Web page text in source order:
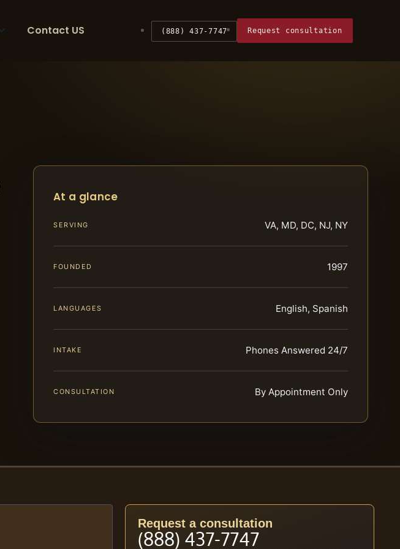
Contact US (888) 437-7747 Request consultation
At a glance
SERVING VA, MD, DC, NJ, NY
FOUNDED 1997
LANGUAGES English, Spanish
INTAKE Phones Answered 24/7
CONSULTATION By Appointment Only
Request a consultation
(888) 437-7747